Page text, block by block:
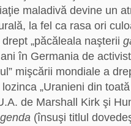
maladivă devine un
la fel ca rasa ori
„păcăleala naşterii
în Germania de
mişcării mondiale a
„Uranieni din
de Marshall Kirk şi
(însuşi titlul